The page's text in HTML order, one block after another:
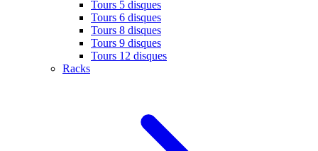
Tours 5 disques
Tours 6 disques
Tours 8 disques
Tours 9 disques
Tours 12 disques
Racks